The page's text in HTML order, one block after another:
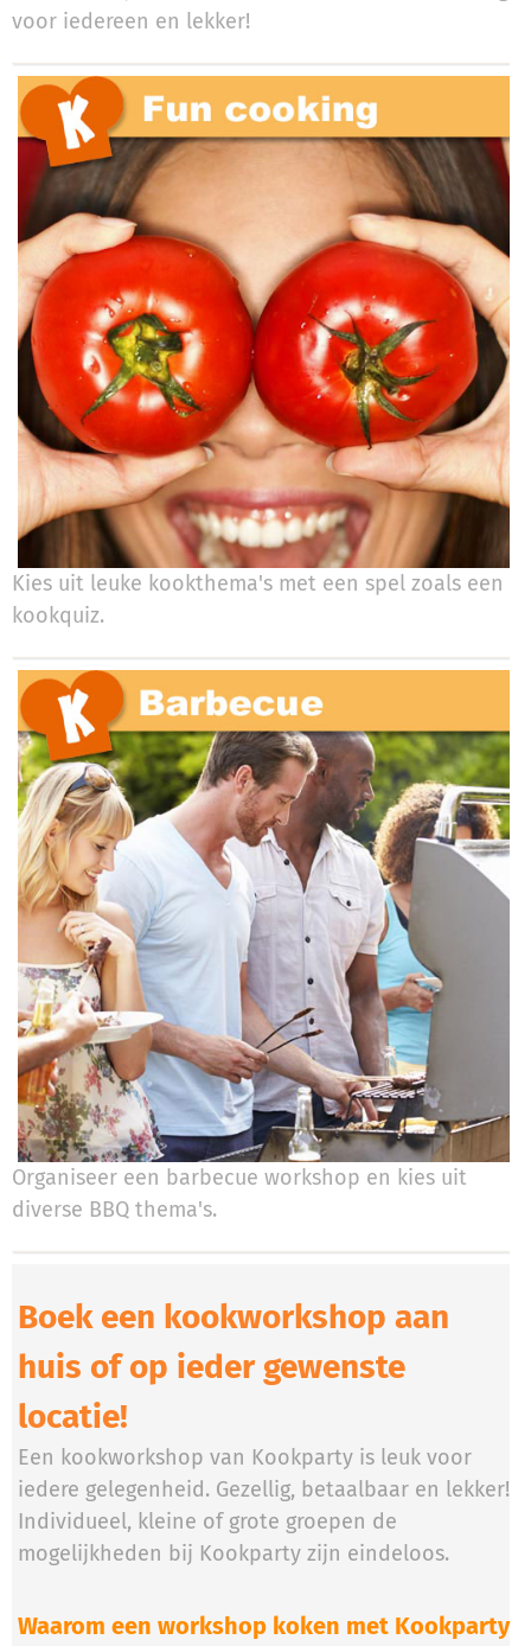
voor iedereen en lekker!
Kies uit leuke kookthema's met een spel zoals een
kookquiz.
Organiseer een barbecue workshop en kies uit
diverse BBQ thema's.
Boek een kookworkshop aan
huis of op ieder gewenste
locatie!
Een kookworkshop van Kookparty is leuk voor
iedere gelegenheid. Gezellig, betaalbaar en lekker!
Individueel, kleine of grote groepen de
mogelijkheden bij Kookparty zijn eindeloos.
Waarom een workshop koken met Kookparty